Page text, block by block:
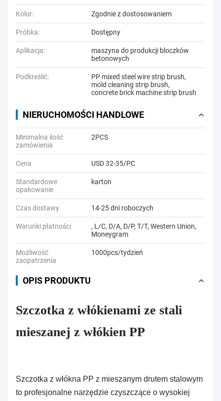
Kolor: Zgodnie z dostosowaniem
Próbka: Dostępny
Aplikacja:
maszyna do produkcji bloczków
betonowych
Podkreślić: PP mixed steel wire strip brush,
mold cleaning strip brush,
concrete brick machine strip brush
NIERUCHOMOŚCI HANDLOWE
Minimalna ilość
zamówienia
2PCS
Cena USD 32-35/PC
Standardowe
opakowanie
karton
Czas dostawy 14-25 dni roboczych
Warunki płatności
, L/C, D/A, D/P, T/T, Western Union,
Moneygram
Możliwość
zaopatrzenia
1000pcs/tydzień
OPIS PRODUKTU
Szczotka z włókienami ze stali
mieszanej z włókien PP
Szczotka z włókna PP z mieszanym drutem stalowym
to profesjonalne narzędzie czyszczące o wysokiej